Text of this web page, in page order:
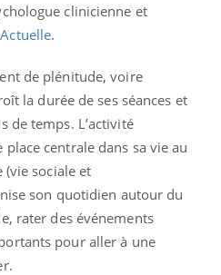
clinicienne et
.
de plénitude, voire
la durée de ses séances et
de temps. L’activité
centrale dans sa vie au
sociale et
son quotidien autour du
rater des événements
pour aller à une